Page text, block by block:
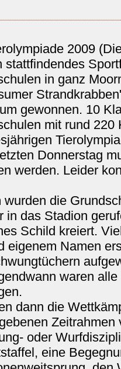
2009
stattfindendes
in ganz
gewonnen. 10
mit rund
Donnerstag
werden. Leider
die
in das Stadion
Schild kreiert.
eigenem Namen
waren
dann die
Zeitrahmen
oder
eine